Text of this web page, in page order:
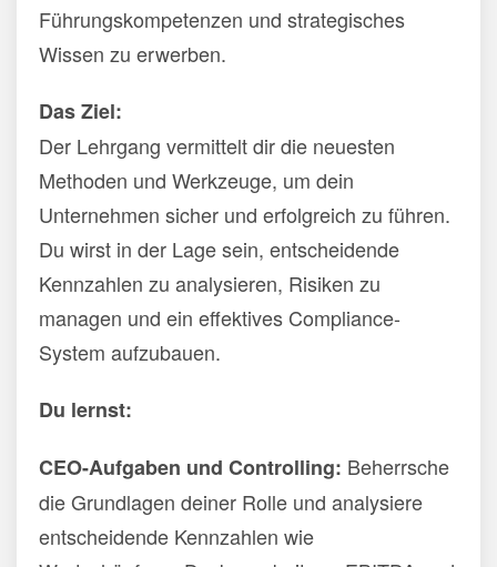
Führungskompetenzen und strategisches
Wissen zu erwerben.
Das Ziel:
Der Lehrgang vermittelt dir die neuesten
Methoden und Werkzeuge, um dein
Unternehmen sicher und erfolgreich zu führen.
Du wirst in der Lage sein, entscheidende
Kennzahlen zu analysieren, Risiken zu
managen und ein effektives Compliance-
System aufzubauen.
Du lernst:
CEO-Aufgaben und Controlling: Beherrsche
die Grundlagen deiner Rolle und analysiere
entscheidende Kennzahlen wie